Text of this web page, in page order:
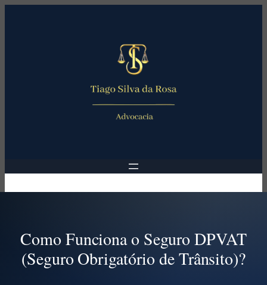
Como Funciona o Seguro DPVAT
(Seguro Obrigatório de Trânsito)?